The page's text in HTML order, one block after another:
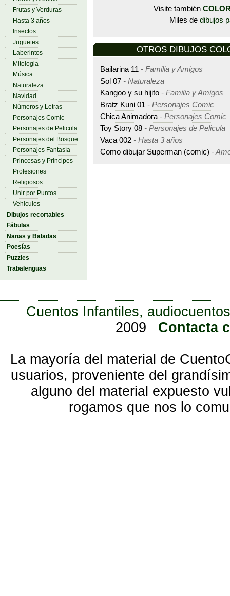
Frutas y Verduras
Hasta 3 años
Insectos
Juguetes
Laberintos
Mitologia
Música
Naturaleza
Navidad
Números y Letras
Personajes Comic
Personajes de Pelicula
Personajes del Bosque
Personajes Fantasía
Princesas y Principes
Profesiones
Religiosos
Unir por Puntos
Vehiculos
Dibujos recortables
Fábulas
Nanas y Baladas
Poesías
Puzzles
Trabalenguas
Visite también
Miles de dibujos
OTROS DIBUJOS
Bailarina 11 - Familia y Amigos
Sol 07 - Naturaleza
Kangoo y su hijito - Familia y Amigos
Bratz Kuni 01 - Personajes Comic
Chica Animadora - Personajes Comic
Toy Story 08 - Personajes de Pelicula
Vaca 002 - Hasta 3 años
Como dibujar Superman (comic) -
Cuentos Infantiles,
2009
Contacta
La mayoría del material de
usuarios, proveniente del
alguno del material expuesto
rogamos que nos lo